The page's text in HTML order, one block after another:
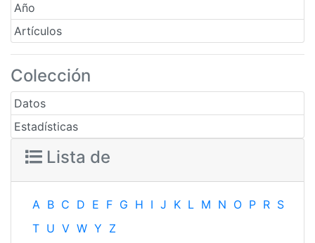
Año
Artículos
Colección
Datos
Estadísticas
Lista de
A B C D E F G H I J K L M N O P R S
T U V W Y Z